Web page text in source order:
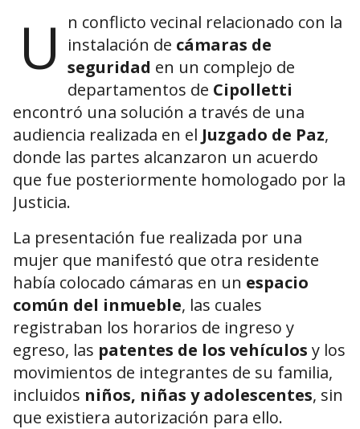
U
n conflicto vecinal relacionado con la
instalación de cámaras de
seguridad en un complejo de
departamentos de Cipolletti
encontró una solución a través de una
audiencia realizada en el Juzgado de Paz,
donde las partes alcanzaron un acuerdo
que fue posteriormente homologado por la
Justicia.
La presentación fue realizada por una
mujer que manifestó que otra residente
había colocado cámaras en un espacio
común del inmueble, las cuales
registraban los horarios de ingreso y
egreso, las patentes de los vehículos y los
movimientos de integrantes de su familia,
incluidos niños, niñas y adolescentes, sin
que existiera autorización para ello.